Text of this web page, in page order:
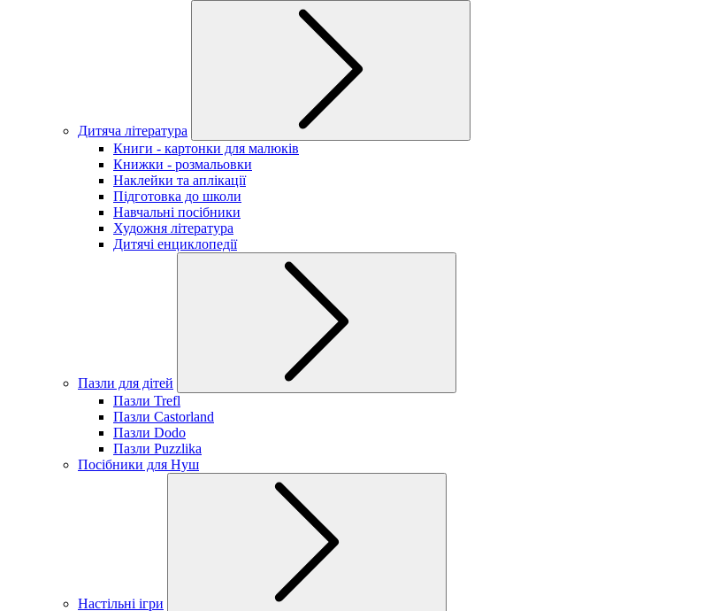
Дитяча література
Книги - картонки для малюків
Книжки - розмальовки
Наклейки та аплікації
Підготовка до школи
Навчальні посібники
Художня література
Дитячі енциклопедії
Пазли для дітей
Пазли Trefl
Пазли Castorland
Пазли Dodo
Пазли Puzzlika
Посібники для Нуш
Настільні ігри